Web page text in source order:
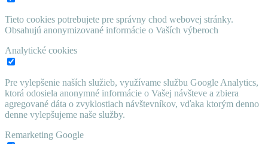
Tieto cookies potrebujete pre správny chod webovej stránky.
Obsahujú anonymizované informácie o Vaších výberoch
Analytické cookies
Pre vylepšenie naších služieb, využívame službu Google Analytics,
ktorá odosiela anonymné informácie o Vašej návšteve a zbiera
agregované dáta o zvyklostiach návštevníkov, vďaka ktorým denno
denne vylepšujeme naše služby.
Remarketing Google